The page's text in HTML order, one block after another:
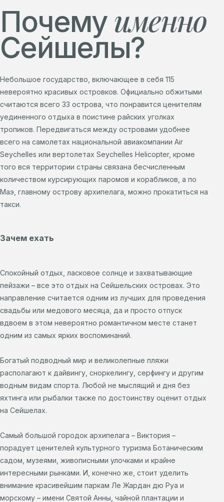
Почему именно
Сейшелы?
Небольшое государство, включающее в себя 115
невероятно красивых островков. Официально обжитыми
считаются всего 33 острова, что понравится ценителям
уединенного отдыха в поистине райских уголках
тропиков. Передвигаться между островами удобнее
всего на самолетах национальной авиакомпании Air
Seychelles или вертолетах Seychelles Helicopter, кроме
того вся территории страны связана бесчисленным
количеством курсирующих паромов и корабликов, а по
Маэ, главному острову архипелага, можно прокатиться на
такси.
Зачем ехать
Спокойный отдых, ласковое солнце и захватывающие
пейзажи – все это отдых на Сейшельских островах. Это
направление считается одним из лучших для проведения
свадьбы или медового месяца, да и просто отпуск
вдвоем в этом невероятно романтичном месте станет
одним из самых ярких воспоминаний.
Богатый подводный мир и великолепные пляжи
располагают к дайвингу, сноркелингу, серфингу и другим
водным видам спорта. Любой не мыслящий и дня без
яхтинга или рыбалки также по достоинству оценит отдых
на Сейшелах.
Самый большой городок архипелага – Виктория –
порадует ценителей культурного туризма Ботаническим
садом, музеями, живописными улочками и крайне
интересными рынками. И, конечно же, стоит уделить
внимание красивейшим паркам Ле Жардан дю Руа и
морскому – имени Святой Анны, чайной плантации и